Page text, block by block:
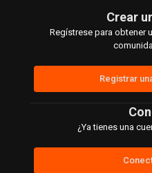
Crear
Regístrese para obtener
Registrar
¿Ya tienes una